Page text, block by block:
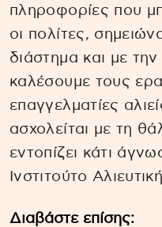
πληροφορίες που
οι πολίτες,
διάστημα και με
καλέσουμε τους
επαγγελματίες
ασχολείται με τη
εντοπίζει κάτι
Ινστιτούτο
Διαβάστε επίσης: